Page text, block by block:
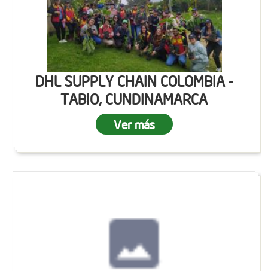
DHL SUPPLY CHAIN COLOMBIA -
TABIO, CUNDINAMARCA
Ver más